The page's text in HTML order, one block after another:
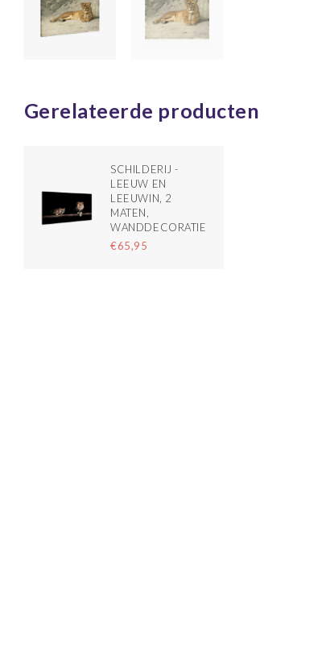
Gerelateerde producten
SCHILDERIJ -
LEEUW EN
LEEUWIN, 2
MATEN,
WANDDECORATIE
€65,95